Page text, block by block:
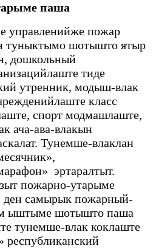
паша
пожар
шотышто ятыр
дошкольный
тиде
утренник, модыш-влак
класс
спорт модмашлаште,
ача-ава-влакын
Тунемше-влаклан
эртаралтыт.
пожарно-утарыме
ден самырык пожарный-
ыштыме шотышто паша
тунемше-влак коклаште